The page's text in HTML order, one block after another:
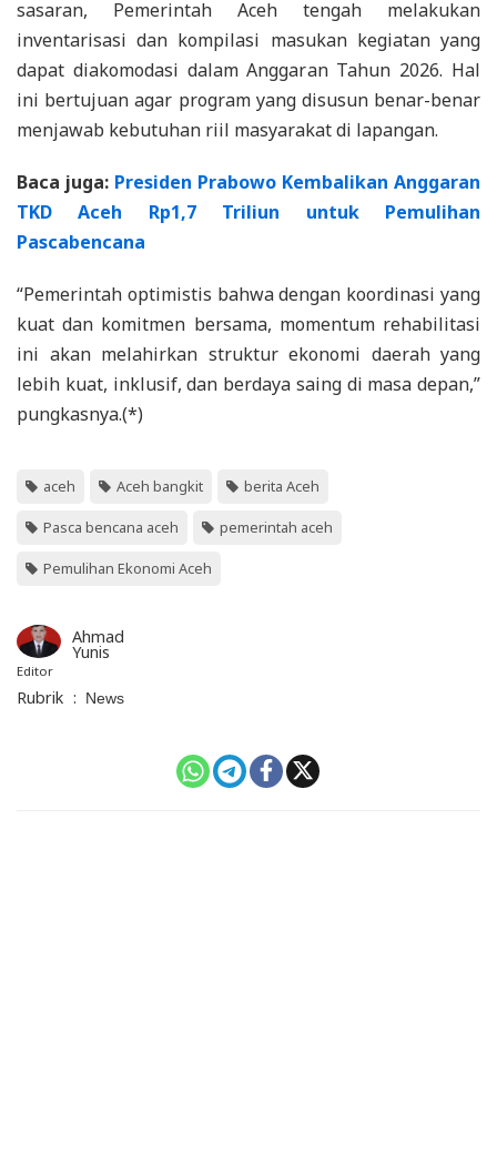
sasaran, Pemerintah Aceh tengah melakukan
inventarisasi dan kompilasi masukan kegiatan yang
dapat diakomodasi dalam Anggaran Tahun 2026. Hal
ini bertujuan agar program yang disusun benar-benar
menjawab kebutuhan riil masyarakat di lapangan.
Baca juga: Presiden Prabowo Kembalikan Anggaran
TKD Aceh Rp1,7 Triliun untuk Pemulihan
Pascabencana
“Pemerintah optimistis bahwa dengan koordinasi yang
kuat dan komitmen bersama, momentum rehabilitasi
ini akan melahirkan struktur ekonomi daerah yang
lebih kuat, inklusif, dan berdaya saing di masa depan,”
pungkasnya.(*)
aceh Aceh bangkit berita Aceh
Pasca bencana aceh pemerintah aceh
Pemulihan Ekonomi Aceh
Ahmad
Yunis
Editor
Rubrik : News